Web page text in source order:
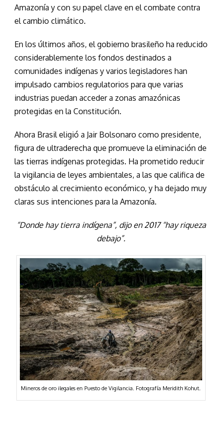
Amazonía y con su papel clave en el combate contra
el cambio climático.
En los últimos años, el gobierno brasileño ha reducido
considerablemente los fondos destinados a
comunidades indígenas y varios legisladores han
impulsado cambios regulatorios para que varias
industrias puedan acceder a zonas amazónicas
protegidas en la Constitución.
Ahora Brasil eligió a Jair Bolsonaro como presidente,
figura de ultraderecha que promueve la eliminación de
las tierras indígenas protegidas. Ha prometido reducir
la vigilancia de leyes ambientales, a las que califica de
obstáculo al crecimiento económico, y ha dejado muy
claras sus intenciones para la Amazonía.
“Donde hay tierra indígena”, dijo en 2017 “hay riqueza
debajo”.
Mineros de oro ilegales en Puesto de Vigilancia. Fotografía Meridith Kohut.